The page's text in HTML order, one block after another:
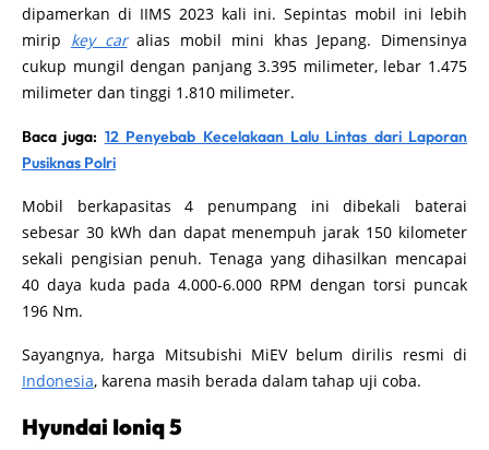
dipamerkan di IIMS 2023 kali ini. Sepintas mobil ini lebih
mirip key caralias mobil mini khas Jepang. Dimensinya
cukup mungil dengan panjang 3.395 milimeter, lebar 1.475
milimeter dan tinggi 1.810 milimeter.
Baca juga: 12 Penyebab Kecelakaan Lalu Lintas dari Laporan
Pusiknas Polri
Mobil berkapasitas 4 penumpang ini dibekali baterai
sebesar 30 kWh dan dapat menempuh jarak 150 kilometer
sekali pengisian penuh. Tenaga yang dihasilkan mencapai
40 daya kuda pada 4.000-6.000 RPM dengan torsi puncak
196 Nm.
Sayangnya, harga Mitsubishi MiEV belum dirilis resmi di
Indonesia, karena masih berada dalam tahap uji coba.
Hyundai Ioniq 5